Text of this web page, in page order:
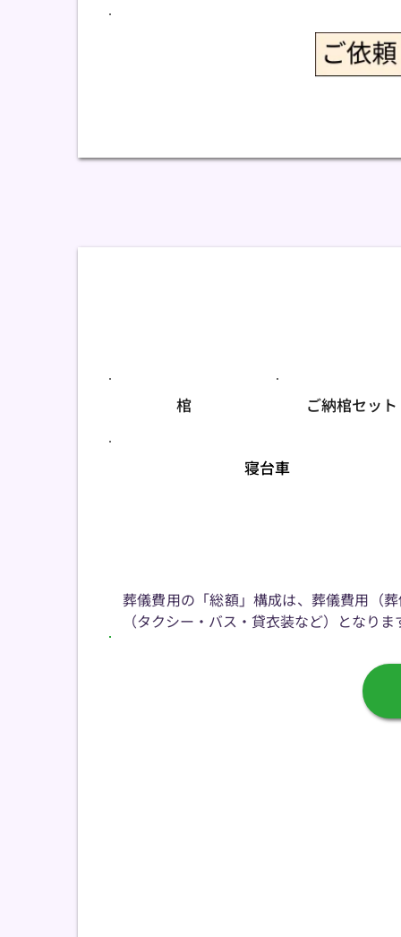
棺 ご納棺セット
寝台車
葬儀費用の「総額」構成は、葬儀費用（
（タクシー・バス・貸衣装など）となり